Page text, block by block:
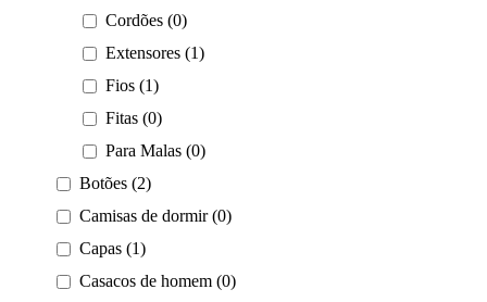
Cordões (0)
Extensores (1)
Fios (1)
Fitas (0)
Para Malas (0)
Botões (2)
Camisas de dormir (0)
Capas (1)
Casacos de homem (0)